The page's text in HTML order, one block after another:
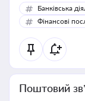
Банківська
Фінансові
Поштовий